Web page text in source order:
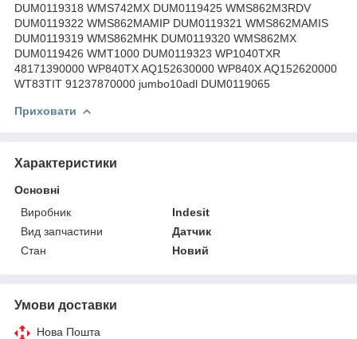
DUM0119318 WMS742MX DUM0119425 WMS862M3RDV
DUM0119322 WMS862MAMIP DUM0119321 WMS862MAMIS
DUM0119319 WMS862MHK DUM0119320 WMS862MX
DUM0119426 WMT1000 DUM0119323 WP1040TXR
48171390000 WP840TX AQ152630000 WP840X AQ152620000
WT83TIT 91237870000 jumbo10adl DUM0119065
Приховати
Характеристики
Основні
Виробник
Indesit
Вид запчастини
Датчик
Стан
Новий
Умови доставки
Нова Пошта